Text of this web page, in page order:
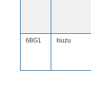
6BG1 Isuzu